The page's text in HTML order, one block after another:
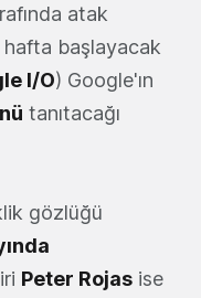
atak
hafta başlayacak
I/O) Google'ın
tanıtacağı
gözlüğü
Peter Rojas ise